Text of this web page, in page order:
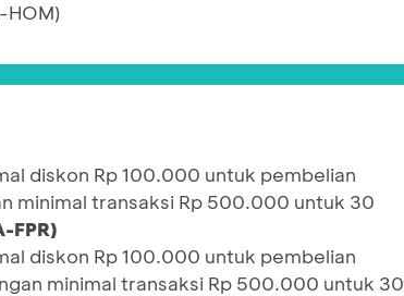
HOM)
diskon Rp 100.000 untuk pembelian
minimal transaksi Rp 500.000 untuk 30
FPR)
diskon Rp 100.000 untuk pembelian
minimal transaksi Rp 500.000 untuk 30